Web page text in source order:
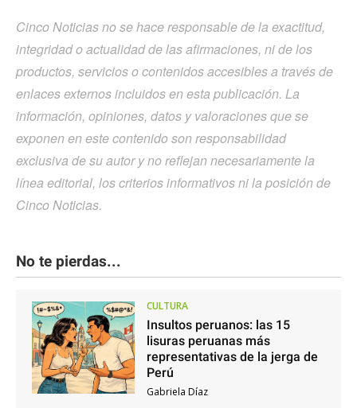
Cinco Noticias no se hace responsable de la exactitud,
integridad o actualidad de las afirmaciones, ni de los
productos, servicios o contenidos accesibles a través de
enlaces externos incluidos en esta publicación. La
información, opiniones, datos y valoraciones que se
exponen en este contenido son responsabilidad
exclusiva de su autor y no reflejan necesariamente la
línea editorial, los criterios informativos ni la posición de
Cinco Noticias.
No te pierdas...
CULTURA
Insultos peruanos: las 15
lisuras peruanas más
representativas de la jerga de
Perú
Gabriela Díaz